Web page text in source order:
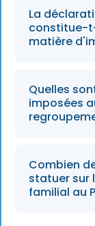
Des
titulaires
La
constitue-
matière
Non, la
été
voies
l'année
Quelles
imposées
Les
formation
valeurs
Combien
statuer sur
familial au